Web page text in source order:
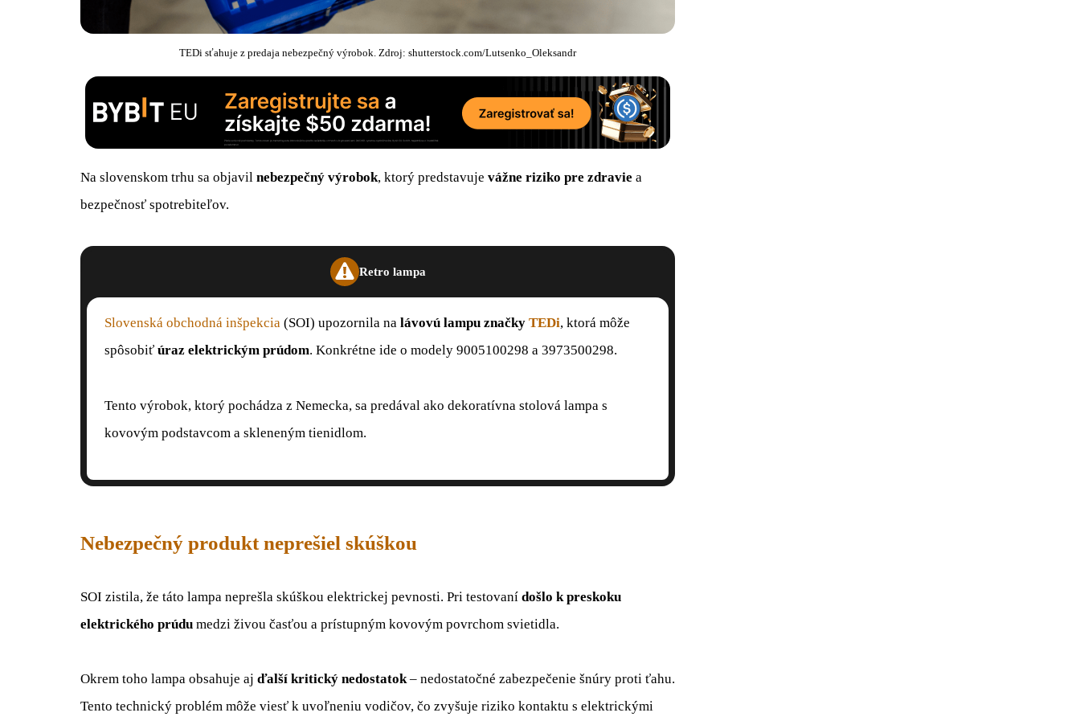
TEDi sťahuje z predaja nebezpečný výrobok. Zdroj: shutterstock.com/Lutsenko_Oleksandr
Na slovenskom trhu sa objavil nebezpečný výrobok, ktorý predstavuje vážne riziko pre zdravie a
bezpečnosť spotrebiteľov.
Retro lampa
Slovenská obchodná inšpekcia (SOI) upozornila na lávovú lampu značky TEDi, ktorá môže
spôsobiť úraz elektrickým prúdom. Konkrétne ide o modely 9005100298 a 3973500298.
Tento výrobok, ktorý pochádza z Nemecka, sa predával ako dekoratívna stolová lampa s
kovovým podstavcom a skleneným tienidlom.
Nebezpečný produkt neprešiel skúškou
SOI zistila, že táto lampa neprešla skúškou elektrickej pevnosti. Pri testovaní došlo k preskoku
elektrického prúdu medzi živou časťou a prístupným kovovým povrchom svietidla.
Okrem toho lampa obsahuje aj ďalší kritický nedostatok– nedostatočné zabezpečenie šnúry proti ťahu.
Tento technický problém môže viesť k uvoľneniu vodičov, čo zvyšuje riziko kontaktu s elektrickými